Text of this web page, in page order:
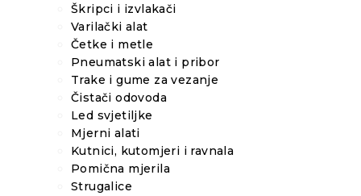
Škripci i izvlakači
Varilački alat
Četke i metle
Pneumatski alat i pribor
Trake i gume za vezanje
Čistači odovoda
Led svjetiljke
Mjerni alati
Kutnici, kutomjeri i ravnala
Pomična mjerila
Strugalice